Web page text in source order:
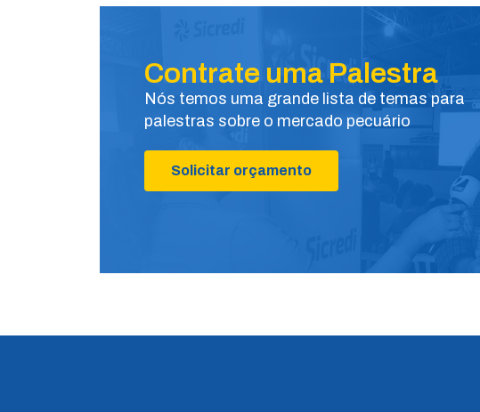
Contrate uma Palestra
Nós temos uma grande lista de temas para
palestras sobre o mercado pecuário
Solicitar orçamento